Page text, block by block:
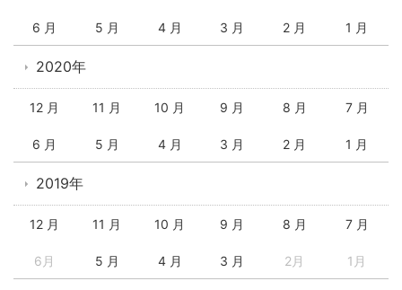
6 月 5 月 4 月 3 月 2 月 1 月
2020年
12 月 11 月 10 月 9 月 8 月 7 月
6 月 5 月 4 月 3 月 2 月 1 月
2019年
12 月 11 月 10 月 9 月 8 月 7 月
6月 5 月 4 月 3 月 2月 1月